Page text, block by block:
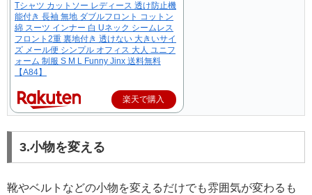
Tシャツ カットソー レディース 透け防止機
能付き 長袖 無地 ダブルフロント コットン
綿 スーツ インナー 白 Uネック シームレス
フロント2重 裏地付き 透けない 大きいサイ
ズ メール便 シンプル オフィス 大人 ユニフ
ォーム 制服 S M L Funny Jinx 送料無料
【A84】
楽天で購入
3.小物を変える
靴やベルトなどの小物を変えるだけでも雰囲気が変わるも